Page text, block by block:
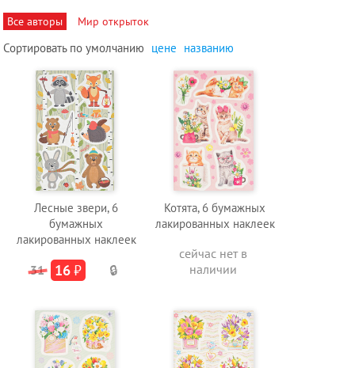
Все авторы Мир открыток
Сортировать поумолчанию цене названию
Лесные звери, 6
бумажных
лакированных наклеек
31 16₽ 🔒
Котята, 6 бумажных
лакированных наклеек
сейчас нет в
наличии